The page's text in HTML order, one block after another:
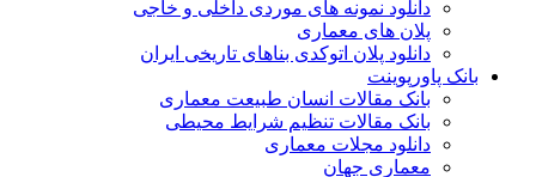
دانلود نمونه های موردی داخلی و خاجی
پلان های معماری
دانلود پلان اتوکدی بناهای تاریخی ایران
بانک پاورپوینت
بانک مقالات انسان طبیعت معماری
بانک مقالات تنظیم شرایط محیطی
دانلود مجلات معماری
معماری جهان